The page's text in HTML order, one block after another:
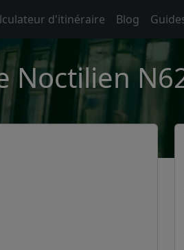
d'itinéraire Blog
Noctilien